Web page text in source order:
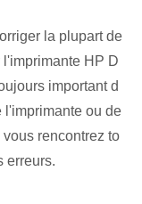
la plupart de
HP D
important d
l'imprimante ou de
rencontrez to
erreurs.